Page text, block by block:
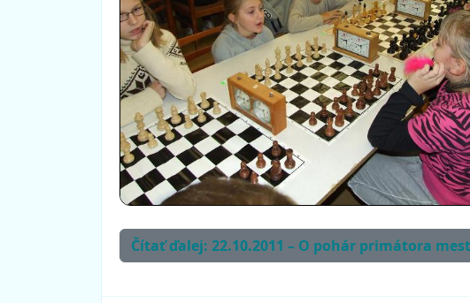
Čítať ďalej: 22.10.2011 – O pohár primátora